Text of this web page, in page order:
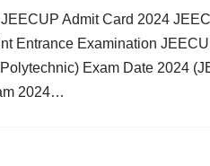
Admit Card 2024
Entrance Examination
Exam Date 2024
2024…